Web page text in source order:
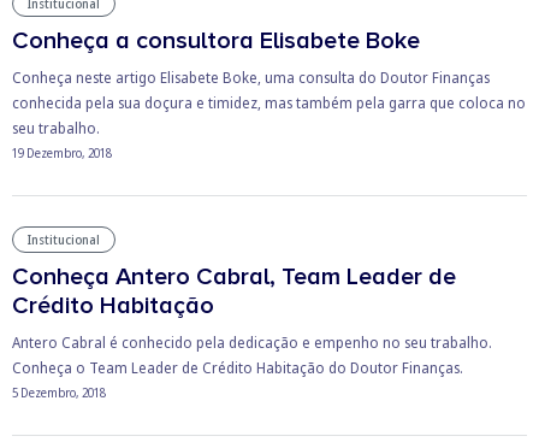
Institucional
Conheça a consultora Elisabete Boke
Conheça neste artigo Elisabete Boke, uma consulta do Doutor Finanças
conhecida pela sua doçura e timidez, mas também pela garra que coloca no
seu trabalho.
19 Dezembro, 2018
Institucional
Conheça Antero Cabral, Team Leader de
Crédito Habitação
Antero Cabral é conhecido pela dedicação e empenho no seu trabalho.
Conheça o Team Leader de Crédito Habitação do Doutor Finanças.
5 Dezembro, 2018